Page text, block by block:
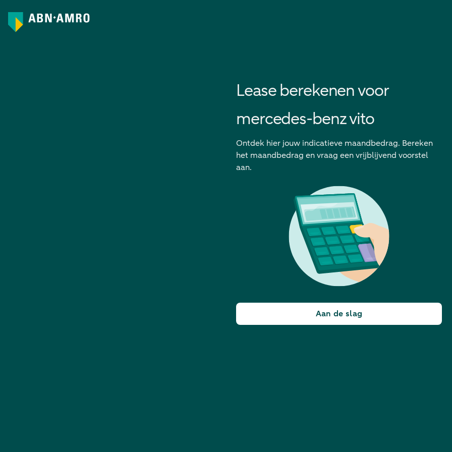
Lease berekenen voor
mercedes-benz vito
Ontdek hier jouw indicatieve maandbedrag. Bereken
het maandbedrag en vraag een vrijblijvend voorstel
aan.
Aan de slag